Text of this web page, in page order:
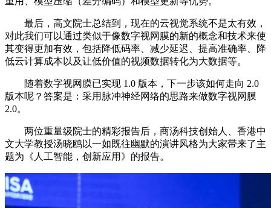
最后，高文院士总结到，现在的云视觉系统不是太有效，
对此我们可以通过类似于像数字视网膜的新的概念和技术来使
其变得更加有效，包括降低码率、减少延迟、提高准确率、降
低云计算成本以及让低价值的视频数据转化为大数据等。
随着数字视网膜已实现 1.0 版本，下一步该如何走向 2.0
版本呢？答案是：采用脉冲神经网络的思路来做数字视网膜
2.0。
两位重量级院士的精彩报告后，商汤科技创始人、香港中
文大学教授汤晓鸥以一如既往幽默的演讲风格为大家带来了主
题为《人工智能，创新应用》的报告。